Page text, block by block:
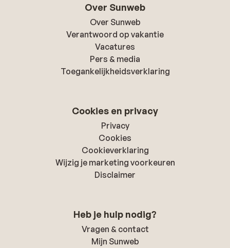
Over Sunweb
Over Sunweb
Verantwoord op vakantie
Vacatures
Pers & media
Toegankelijkheidsverklaring
Cookies en privacy
Privacy
Cookies
Cookieverklaring
Wijzig je marketing voorkeuren
Disclaimer
Heb je hulp nodig?
Vragen & contact
Mijn Sunweb